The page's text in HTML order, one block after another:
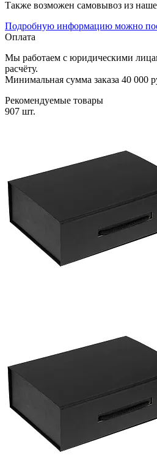
Также возможен самовывоз из
Подробную информацию можно
Оплата
Мы работаем с юридическими
расчёту.
Минимальная сумма заказа 40 000
Рекомендуемые товары
907 шт.